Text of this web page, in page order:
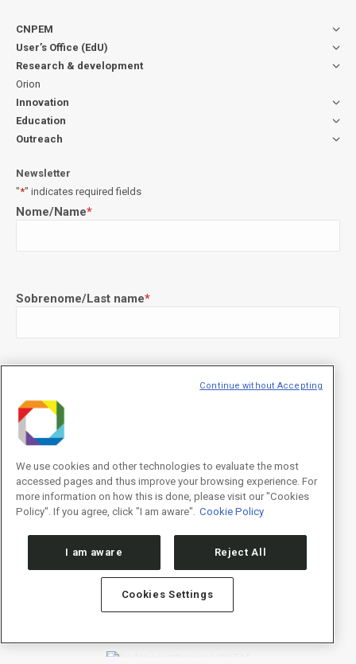
CNPEM
User’s Office (EdU)
Research & development
Orion
Innovation
Education
Outreach
Newsletter
"*" indicates required fields
Nome/Name*
Sobrenome/Last name*
Declaração de consentimento*
Concordo com os termos de uso descritos na Política de
Privacidade/I agree to the terms of use described in thePrivacy
Policy.
We use cookies and other technologies to evaluate the most
accessed pages and thus improve your browsing experience. For
more information on how this is done, please visit our "Cookies
Policy". If you agree, click "I am aware". Cookie Policy
I am aware Reject All
Cookies Settings
Continue without Accepting